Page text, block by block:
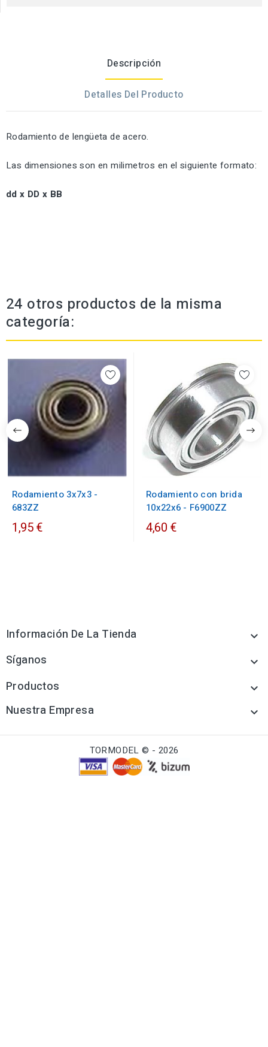
Descripción
Detalles Del Producto
Rodamiento de lengüeta de acero.
Las dimensiones son en milimetros en el siguiente formato:
dd x DD x BB
24 otros productos de la misma
categoría:
Rodamiento 3x7x3 -
683ZZ
1,95 €
Rodamiento con brida
10x22x6 - F6900ZZ
4,60 €
Información De La Tienda 
Síganos 
Productos 
Nuestra Empresa 
TORMODEL © - 2026